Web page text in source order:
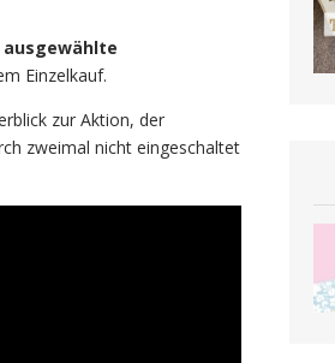
ausgewählte
Einzelkauf.
zur Aktion, der
zweimal nicht eingeschaltet